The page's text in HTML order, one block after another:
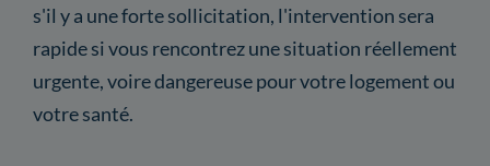
s'il y a une forte sollicitation, l'intervention sera
rapide si vous rencontrez une situation réellement
urgente, voire dangereuse pour votre logement ou
votre santé.